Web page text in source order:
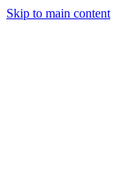
Skip to main content